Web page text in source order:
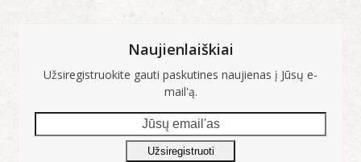
Naujienlaiškiai
Užsiregistruokite gauti paskutines naujienas į Jūsų e-
mail'ą.
email'as
Užsiregistruoti